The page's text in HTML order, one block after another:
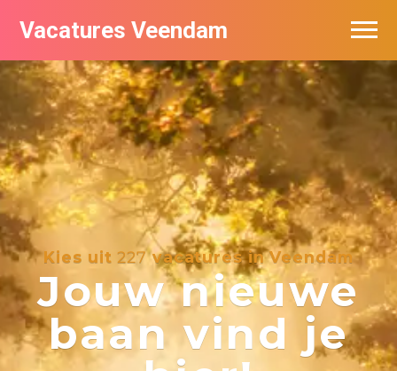
Vacatures Veendam
Kies uit 227vacatures in Veendam
Jouw nieuwe
baan vind je
Vacatures per bedrijf